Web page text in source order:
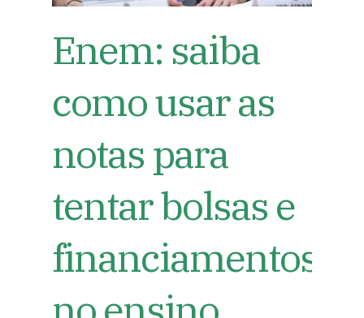
Enem: saiba
como usar as
notas para
tentar bolsas e
financiamentos